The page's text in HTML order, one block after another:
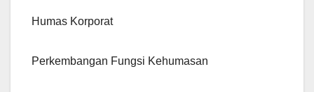
Humas Korporat
Perkembangan Fungsi Kehumasan